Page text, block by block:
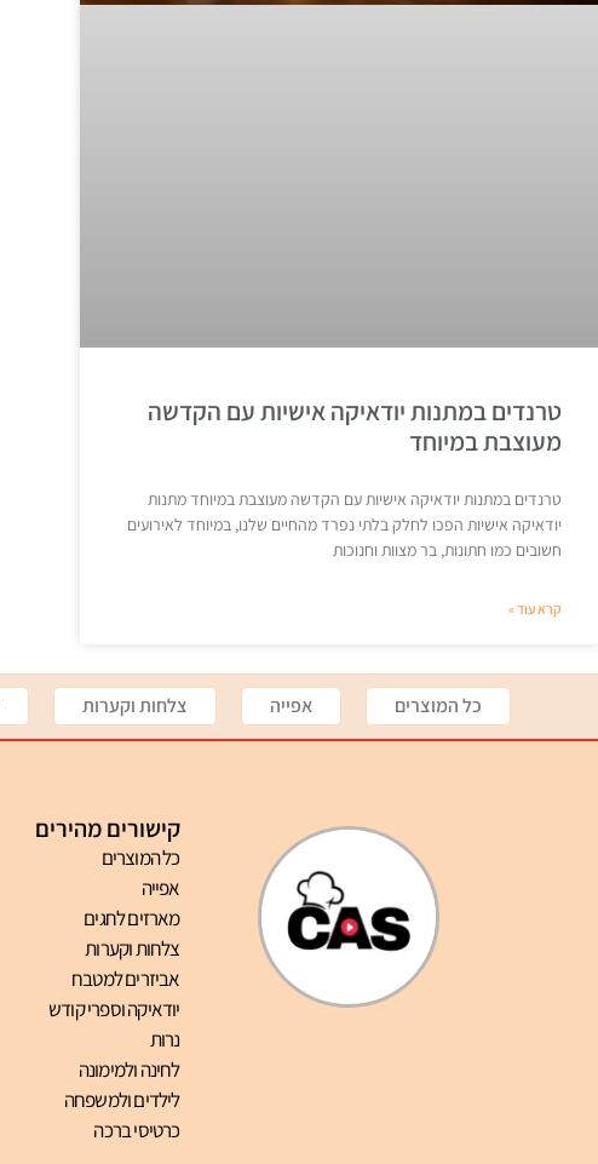
טרנדים במתנות יודאיקה אישיות עם הקדשה
מעוצבת במיוחד
טרנדים במתנות יודאיקה אישיות עם הקדשה מעוצבת במיוחד מתנות
יודאיקה אישיות הפכו לחלק בלתי נפרד מהחיים שלנו, במיוחד לאירועים
חשובים כמו חתונות, בר מצוות וחנוכות
קרא עוד »
כל המוצרים אפייה צלחות וקערות
קישורים מהירים
כל המוצרים
אפייה
מארזים לחגים
צלחות וקערות
אביזרים למטבח
יודאיקה וספרי קודש
נרות
לחינה ולמימונה
לילדים ולמשפחה
כרטיסי ברכה